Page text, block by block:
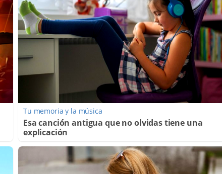
Tu memoria y la música
Esa canción antigua que no olvidas tiene una
explicación